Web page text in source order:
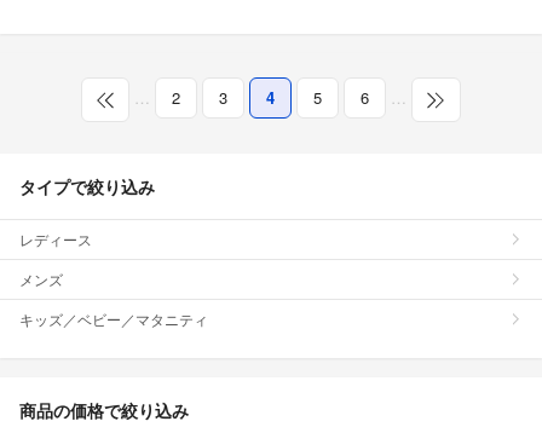
… 2 3 4 5 6 …
タイプで絞り込み
レディース
メンズ
キッズ／ベビー／マタニティ
商品の価格で絞り込み